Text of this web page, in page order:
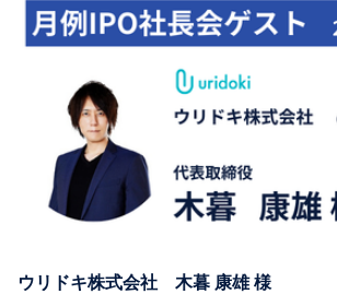
ウリドキ株式会社 木暮 康雄 様